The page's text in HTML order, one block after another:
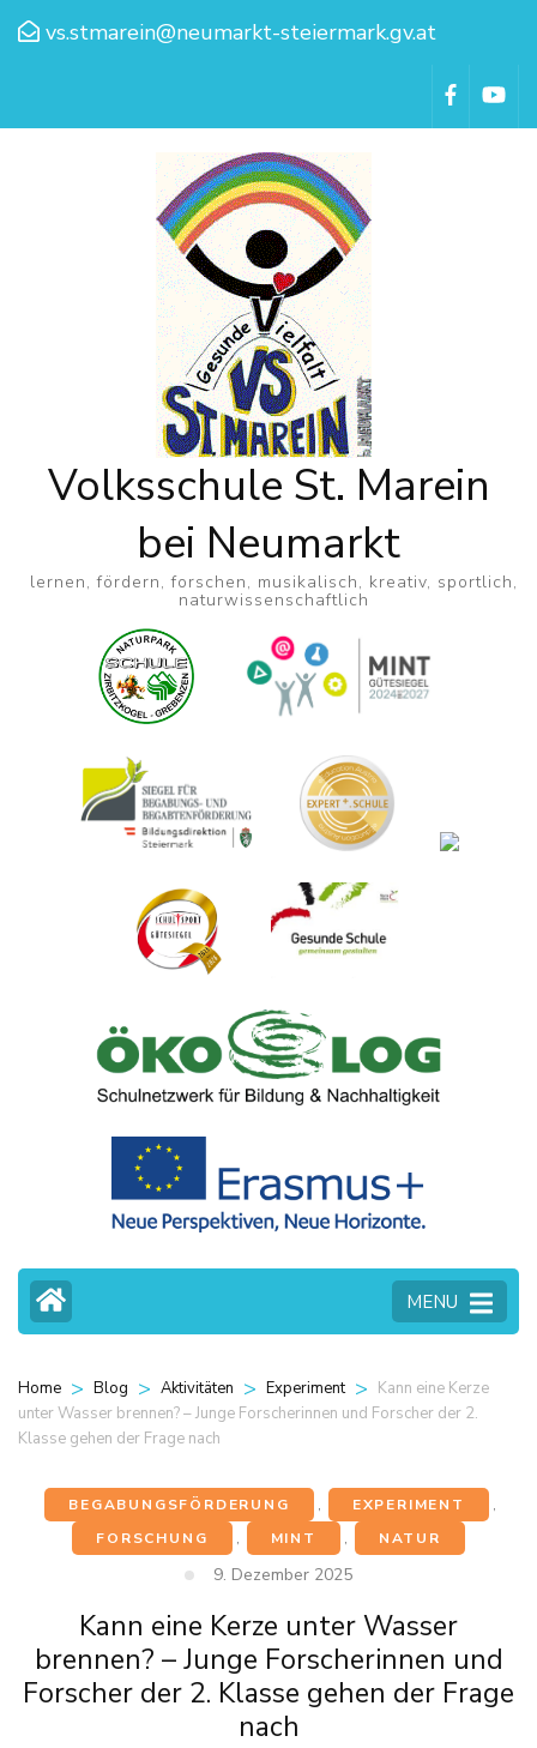
vs.stmarein@neumarkt-steiermark.gv.at
Volksschule St. Marein
bei Neumarkt
lernen, fördern, forschen, musikalisch, kreativ, sportlich,
naturwissenschaftlich
MENU
Home > Blog > Aktivitäten > Experiment > Kann eine Kerze
unter Wasser brennen? – Junge Forscherinnen und Forscher der 2.
Klasse gehen der Frage nach
BEGABUNGSFÖRDERUNG , EXPERIMENT
,
FORSCHUNG
, MINT , NATUR
9. Dezember 2025
Kann eine Kerze unter Wasser
brennen? – Junge Forscherinnen und
Forscher der 2. Klasse gehen der Frage
nach